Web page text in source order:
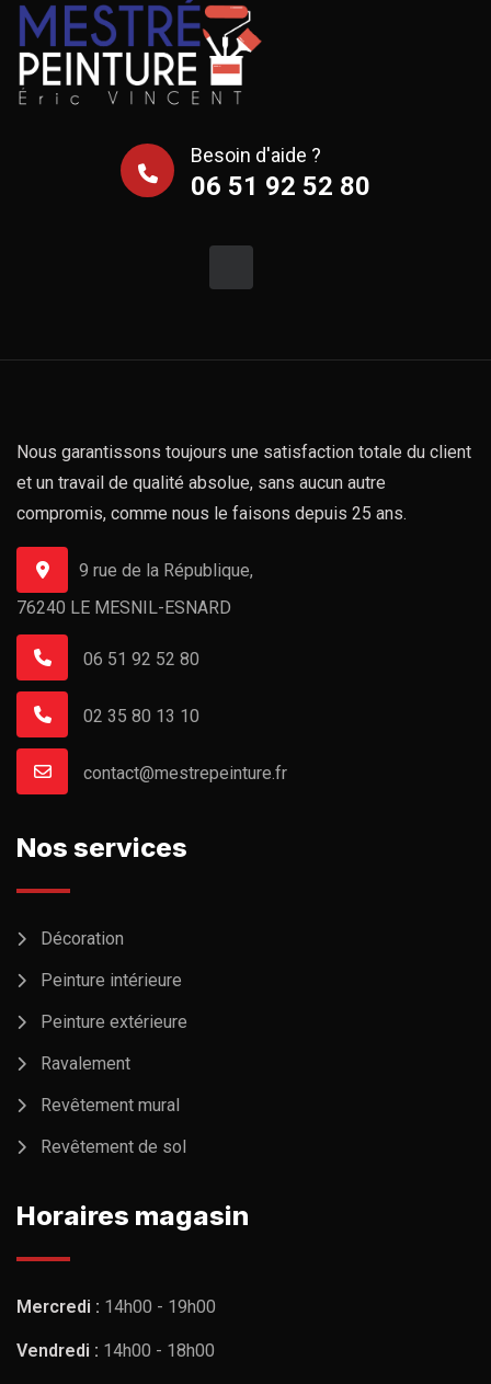
Besoin d'aide ?
06 51 92 52 80
Nous garantissons toujours une satisfaction totale du client
et un travail de qualité absolue, sans aucun autre
compromis, comme nous le faisons depuis 25 ans.
9 rue de la République,
76240 LE MESNIL-ESNARD
06 51 92 52 80
02 35 80 13 10
contact@mestrepeinture.fr
Nos services
Décoration
Peinture intérieure
Peinture extérieure
Ravalement
Revêtement mural
Revêtement de sol
Horaires magasin
Mercredi : 14h00 - 19h00
Vendredi : 14h00 - 18h00